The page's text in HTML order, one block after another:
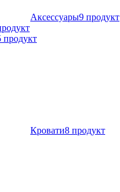
Аксессуары9 продукт
продукт
Кровати8 продукт